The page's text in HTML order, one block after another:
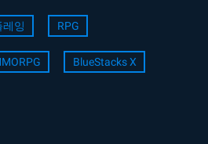
레잉 RPG
BlueStacks X